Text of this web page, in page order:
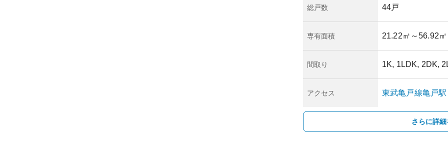
総戸数 44戸
専有面積 21.22㎡ ～56.92㎡
間取り 1K, 1LDK, 2DK,
アクセス 東武亀戸線亀戸駅
さらに詳